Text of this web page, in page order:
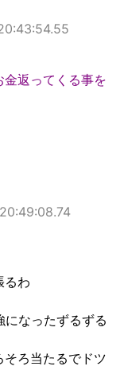
返ってくる事を
るわ
なったずるずる
ろ当たるでドツ